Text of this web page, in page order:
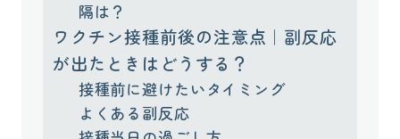
隔は？
ワクチン接種前後の注意点｜副反応
が出たときはどうする？
接種前に避けたいタイミング
よくある副反応